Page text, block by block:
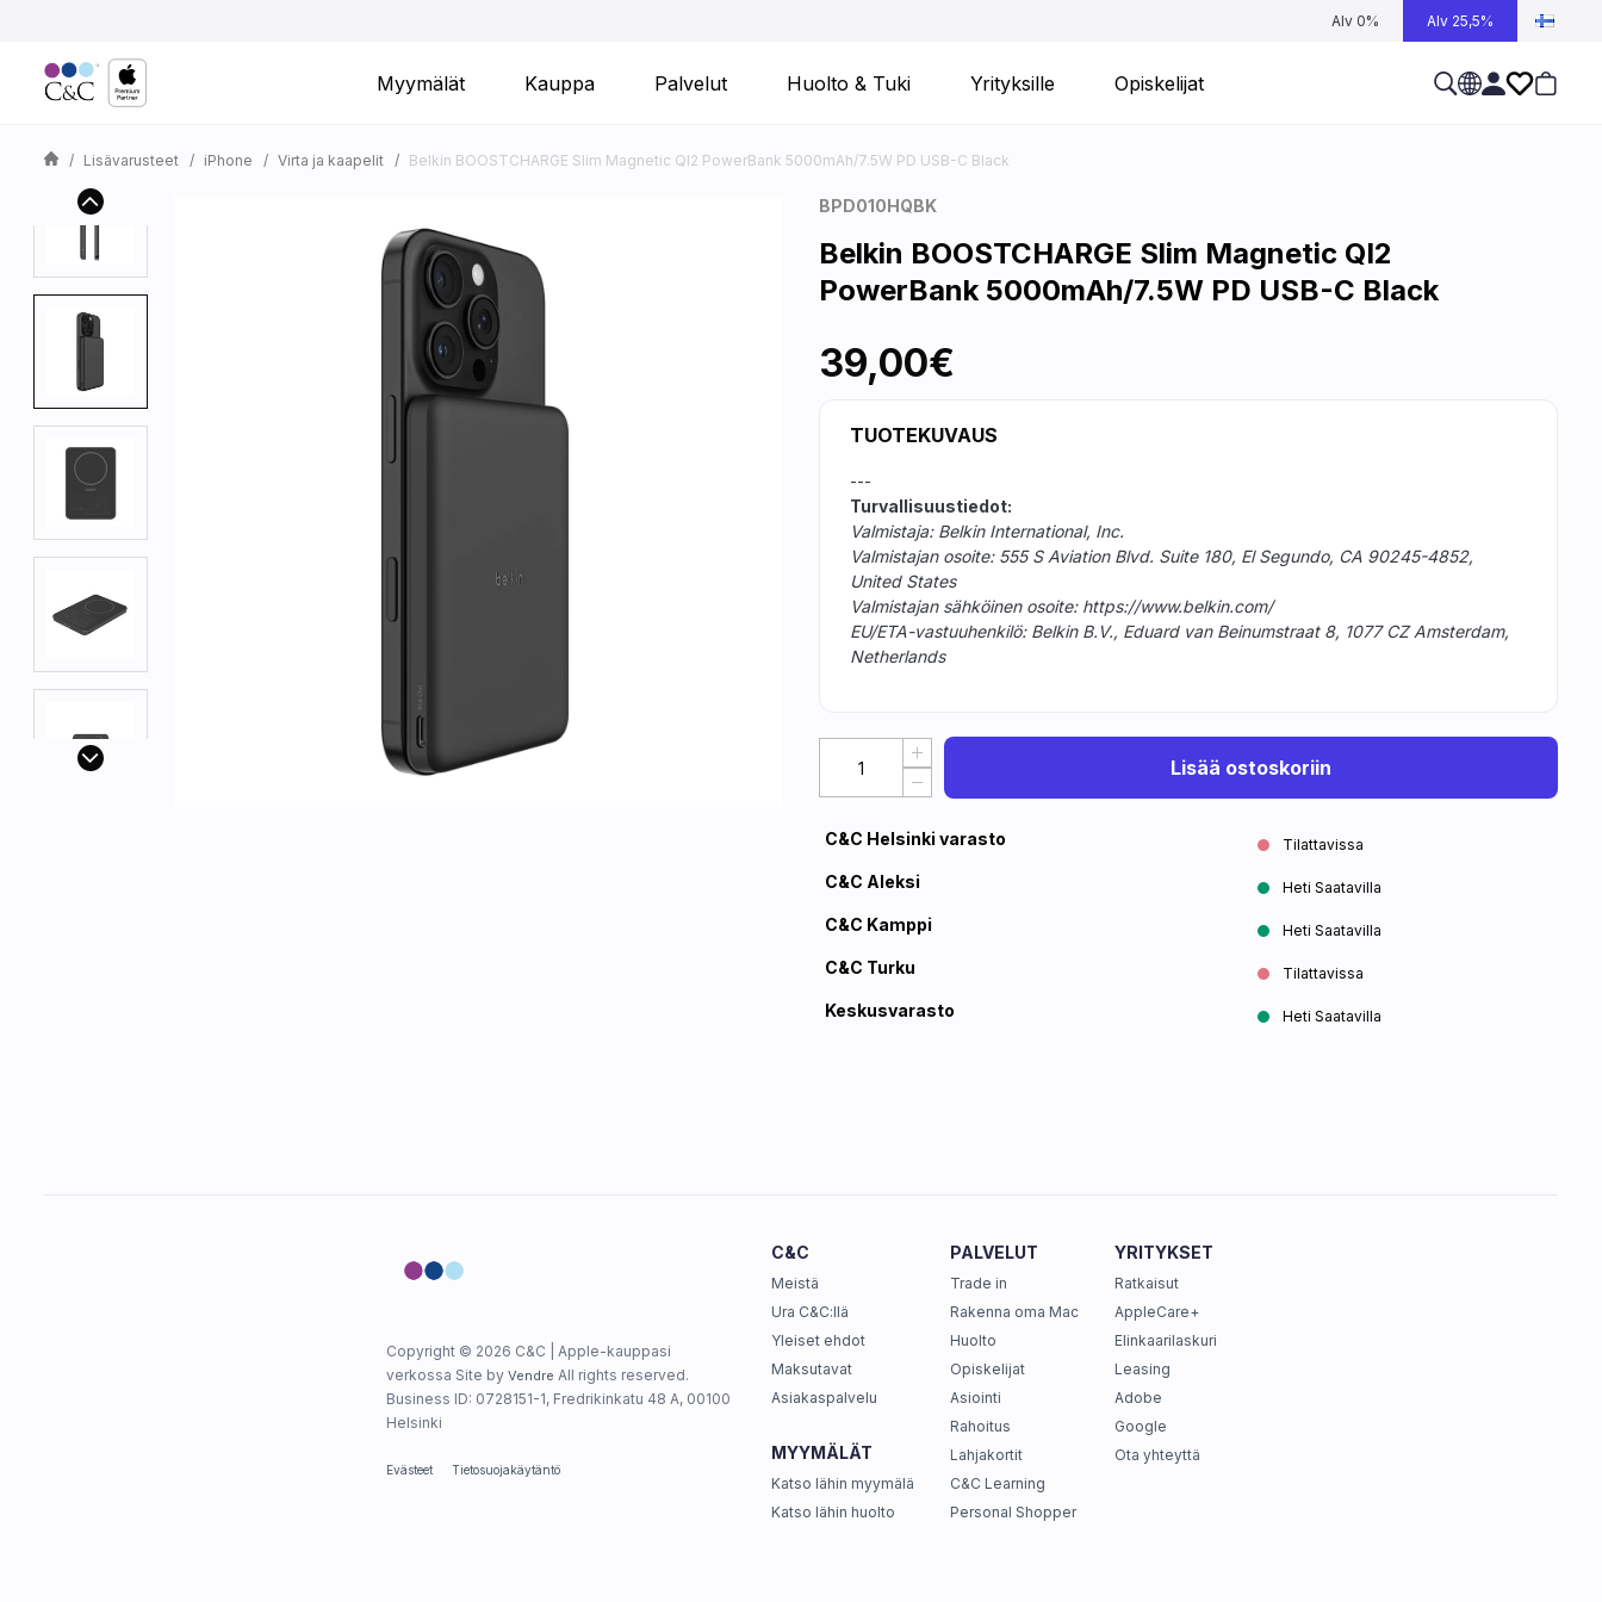
Alv 0% Alv 25,5%
Myymälät Kauppa Palvelut Huolto & Tuki Yrityksille Opiskelijat
Lisävarusteet iPhone Virta ja kaapelit Belkin BOOSTCHARGE Slim Magnetic QI2 PowerBank 5000mAh/7.5W PD USB-C Black
BPD010HQBK
Belkin BOOSTCHARGE Slim Magnetic QI2
PowerBank 5000mAh/7.5W PD USB-C Black
39,00€
TUOTEKUVAUS
---
Turvallisuustiedot:
Valmistaja: Belkin International, Inc.
Valmistajan osoite: 555 S Aviation Blvd. Suite 180, El Segundo, CA 90245-4852,
United States
Valmistajan sähköinen osoite: https://www.belkin.com/
EU/ETA-vastuuhenkilö: Belkin B.V., Eduard van Beinumstraat 8, 1077 CZ Amsterdam,
Netherlands
Lisää ostoskoriin
C&C Helsinki varasto Tilattavissa
C&C Aleksi Heti Saatavilla
C&C Kamppi Heti Saatavilla
C&C Turku Tilattavissa
Keskusvarasto Heti Saatavilla
Copyright © 2026 C&C | Apple-kauppasi
verkossa Site by Vendre All rights reserved.
Business ID: 0728151-1, Fredrikinkatu 48 A, 00100
Helsinki
Evästeet Tietosuojakäytäntö
C&C
Meistä
Ura C&C:llä
Yleiset ehdot
Maksutavat
Asiakaspalvelu
MYYMÄLÄT
Katso lähin myymälä
Katso lähin huolto
PALVELUT
Trade in
Rakenna oma Mac
Huolto
Opiskelijat
Asiointi
Rahoitus
Lahjakortit
C&C Learning
Personal Shopper
YRITYKSET
Ratkaisut
AppleCare+
Elinkaarilaskuri
Leasing
Adobe
Google
Ota yhteyttä